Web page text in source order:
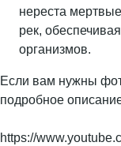
нереста
рек,
организмов.
Если вам нужны
подробное
https://